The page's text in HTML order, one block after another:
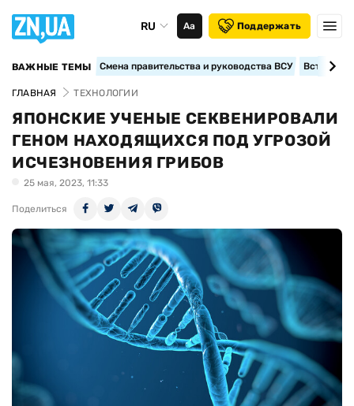
RU Аа Поддержать
ВАЖНЫЕ ТЕМЫ Смена правительства и руководства ВСУ
ГЛАВНАЯ ТЕХНОЛОГИИ
ЯПОНСКИЕ УЧЕНЫЕ СЕКВЕНИРОВАЛИ
ГЕНОМ НАХОДЯЩИХСЯ ПОД УГРОЗОЙ
ИСЧЕЗНОВЕНИЯ ГРИБОВ
25 мая, 2023, 11:33
Поделиться